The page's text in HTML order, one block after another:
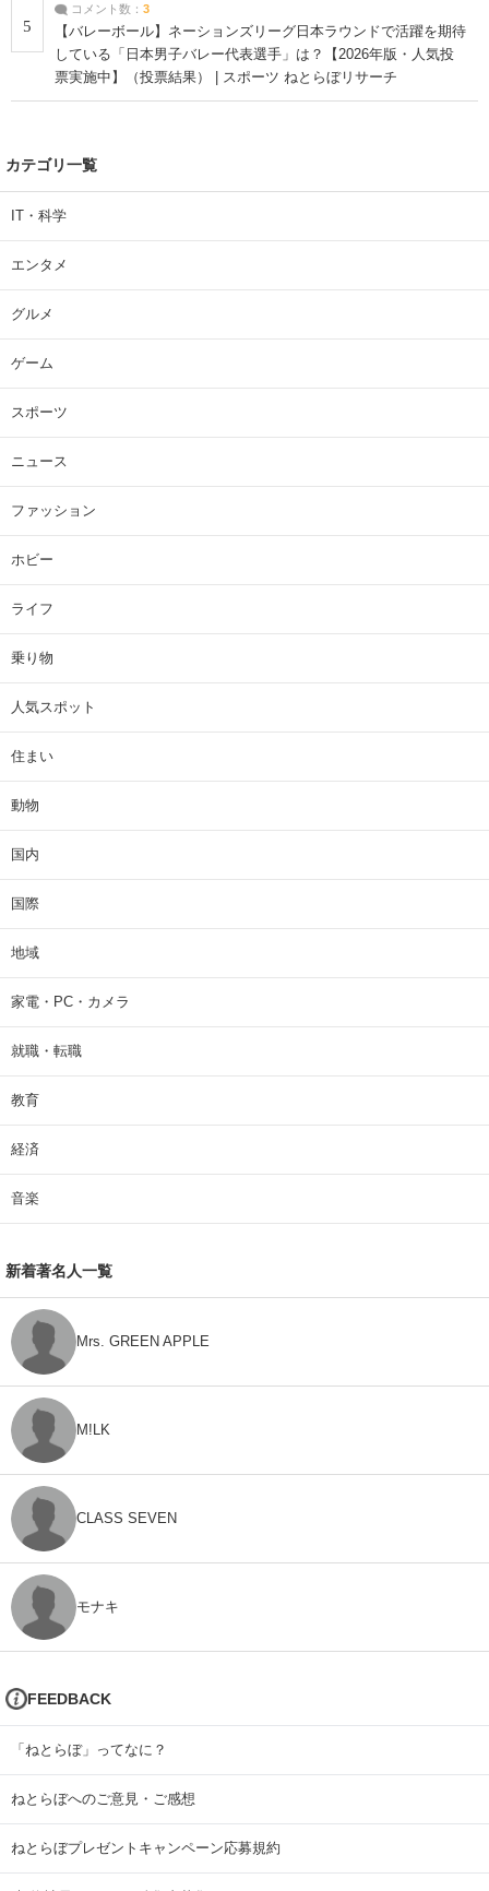
5
コメント数： 3
【バレーボール】ネーションズリーグ日本ラウンドで活躍を期待
している「日本男子バレー代表選手」は？【2026年版・人気投
票実施中】（投票結果） | スポーツ ねとらぼリサーチ
カテゴリ一覧
IT・科学
エンタメ
グルメ
ゲーム
スポーツ
ニュース
ファッション
ホビー
ライフ
乗り物
人気スポット
住まい
動物
国内
国際
地域
家電・PC・カメラ
就職・転職
教育
経済
音楽
新着著名人一覧
Mrs. GREEN APPLE
M!LK
CLASS SEVEN
モナキ
FEEDBACK
「ねとらぼ」ってなに？
ねとらぼへのご意見・ご感想
ねとらぼプレゼントキャンペーン応募規約